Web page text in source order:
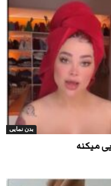
بدن نمایی
میکنه